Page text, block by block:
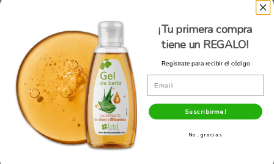
La Roche Posay Cuerpo
LaBeau
Lactoflora
Lierac
Lierac Rostro
Lierac Corporal
Lierac Limpieza
L'Oréal París
Garnier
Elvive
Botanicals
SkinCeuticals
¡Tu primera compra
tiene un REGALO!
Regístrate para recibir el código
Email
Suscribirme!
No, gracias